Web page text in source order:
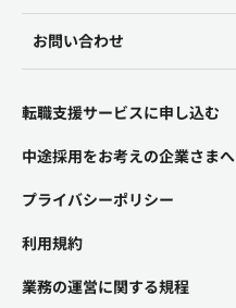
お問い合わせ
転職支援サービスに申し込む
中途採用をお考えの企業さまへ
プライバシーポリシー
利用規約
業務の運営に関する規程